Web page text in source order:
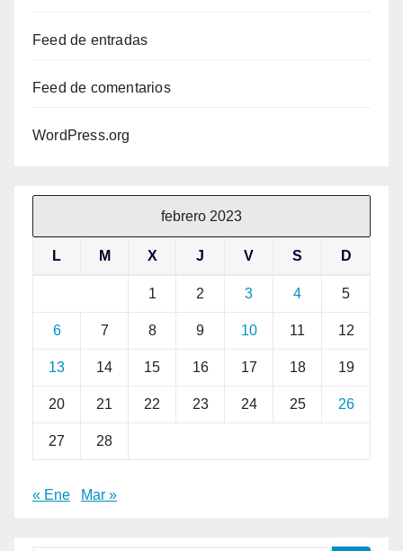
Feed de entradas
Feed de comentarios
WordPress.org
febrero 2023
L M X J V S D
1 2 3 4 5
6 7 8 9 10 11 12
13 14 15 16 17 18 19
20 21 22 23 24 25 26
27 28
« Ene Mar »